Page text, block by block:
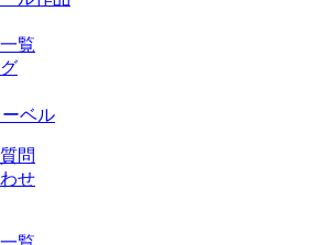
覧
ベル
問
せ